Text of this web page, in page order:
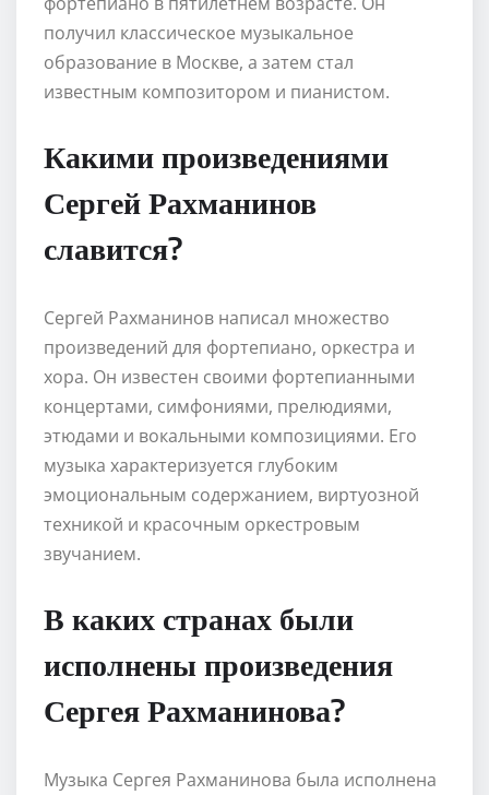
получил классическое музыкальное
образование в Москве, а затем стал
известным композитором и пианистом.
Какими произведениями
Сергей Рахманинов
славится?
Сергей Рахманинов написал множество
произведений для фортепиано, оркестра и
хора. Он известен своими фортепианными
концертами, симфониями, прелюдиями,
этюдами и вокальными композициями. Его
музыка характеризуется глубоким
эмоциональным содержанием, виртуозной
техникой и красочным оркестровым
звучанием.
В каких странах были
исполнены произведения
Сергея Рахманинова?
Музыка Сергея Рахманинова была исполнена